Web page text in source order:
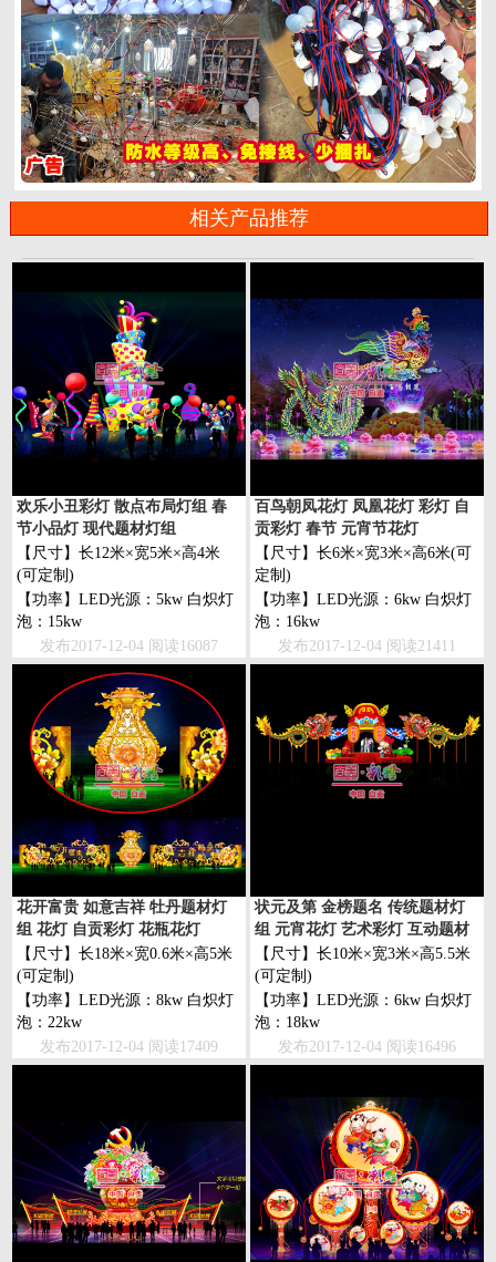
相关产品推荐
欢乐小丑彩灯 散点布局灯组 春
节小品灯 现代题材灯组
【尺寸】长12米×宽5米×高4米
(可定制)
【功率】LED光源：5kw 白炽灯
泡：15kw
发布2017-12-04 阅读16087
百鸟朝凤花灯 凤凰花灯 彩灯 自
贡彩灯 春节 元宵节花灯
【尺寸】长6米×宽3米×高6米(可
定制)
【功率】LED光源：6kw 白炽灯
泡：16kw
发布2017-12-04 阅读21411
花开富贵 如意吉祥 牡丹题材灯
组 花灯 自贡彩灯 花瓶花灯
【尺寸】长18米×宽0.6米×高5米
(可定制)
【功率】LED光源：8kw 白炽灯
泡：22kw
发布2017-12-04 阅读17409
状元及第 金榜题名 传统题材灯
组 元宵花灯 艺术彩灯 互动题材
灯组
【尺寸】长10米×宽3米×高5.5米
(可定制)
【功率】LED光源：6kw 白炽灯
泡：18kw
发布2017-12-04 阅读16496